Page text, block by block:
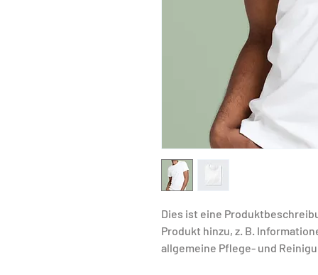
Dies ist eine
Produkt hinzu, z. B.
allgemeine Pflege- und